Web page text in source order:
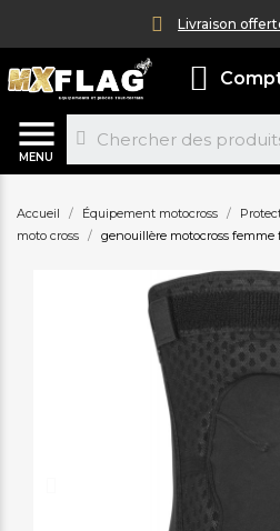
Livraison
MENU
Accueil Équipement motocross
moto cross
genouillère motocross femme